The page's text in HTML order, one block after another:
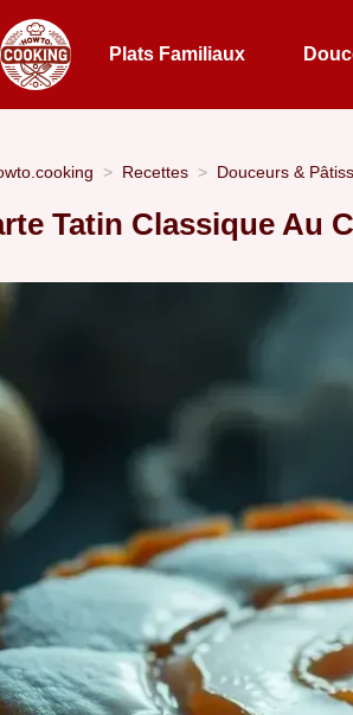
Plats Familiaux
Recettes Douceurs &
Tatin Classique Au